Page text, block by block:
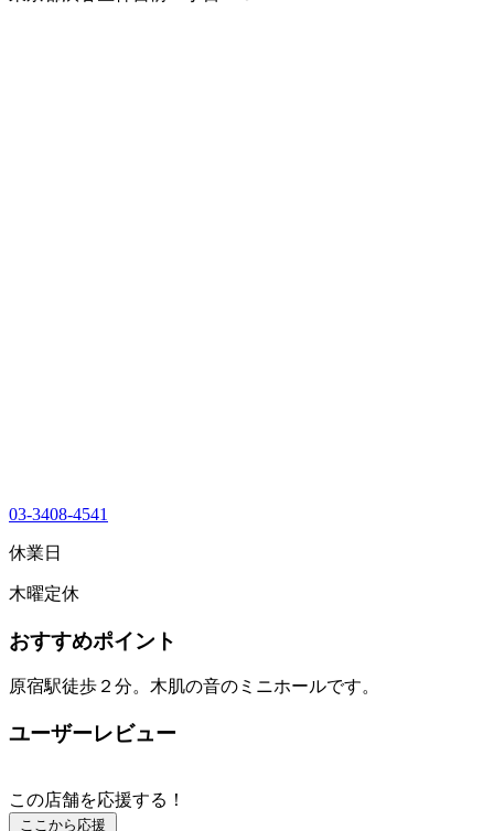
03-3408-4541
休業日
木曜定休
おすすめポイント
原宿駅徒歩２分。木肌の音のミニホールです。
ユーザーレビュー
この店舗を応援する！
ここから応援